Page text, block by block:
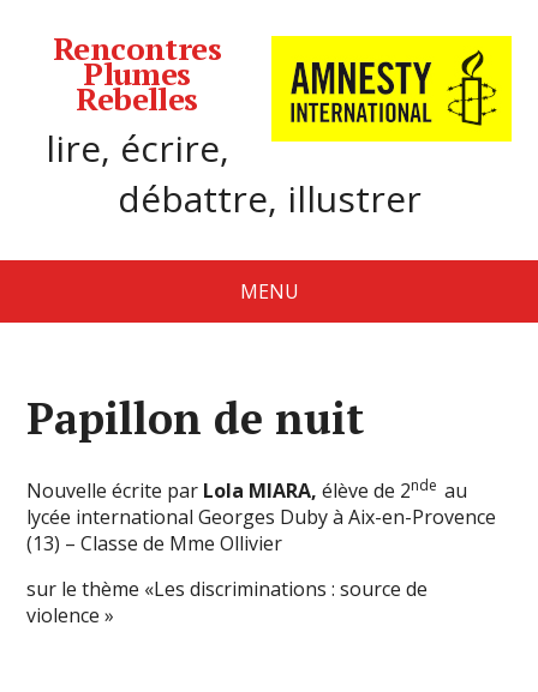
Rencontres
Plumes
Rebelles
lire, écrire,
débattre, illustrer
MENU
Papillon de nuit
Nouvelle écrite par Lola MIARA,élève de 2nde au
lycée international Georges Duby à Aix-en-Provence
(13) – Classe de Mme Ollivier
sur le thème «Les discriminations : source de
violence »